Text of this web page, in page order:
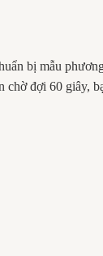
bị mẫu
đợi 60 giây,